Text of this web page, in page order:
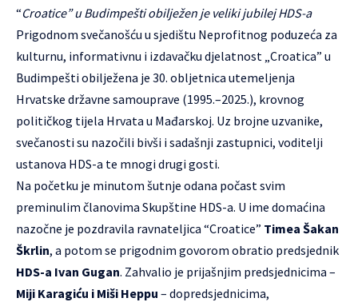
“Croatice” u Budimpešti obilježen je veliki jubilej HDS-a
Prigodnom svečanošću u sjedištu Neprofitnog poduzeća za
kulturnu, informativnu i izdavačku djelatnost „Croatica” u
Budimpešti obilježena je 30. obljetnica utemeljenja
Hrvatske državne samouprave (1995.–2025.), krovnog
političkog tijela Hrvata u Mađarskoj. Uz brojne uzvanike,
svečanosti su nazočili bivši i sadašnji zastupnici, voditelji
ustanova HDS-a te mnogi drugi gosti.
Na početku je minutom šutnje odana počast svim
preminulim članovima Skupštine HDS-a. U ime domaćina
nazočne je pozdravila ravnateljica “Croatice” Timea Šakan
Škrlin, a potom se prigodnim govorom obratio predsjednik
HDS-a Ivan Gugan. Zahvalio je prijašnjim predsjednicima –
Miji Karagiću i Miši Heppu – dopredsjednicima,